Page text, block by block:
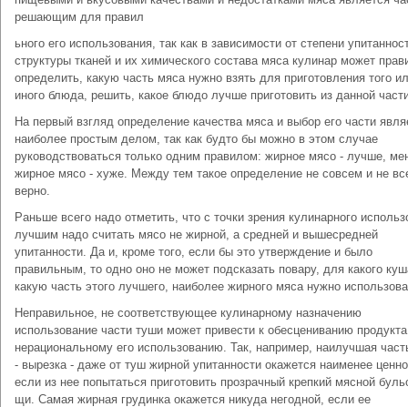
решающим для правил
ьного его использования, так как в зависимости от степени
структуры тканей и их химического состава мяса кулинар может
определить, какую часть мяса нужно взять для приготовления того
иного блюда, решить, какое блюдо лучше приготовить из данной
На первый взгляд определение качества мяса и выбор его части
наиболее простым делом, так как будто бы можно в этом случае
руководствоваться только одним правилом: жирное мясо - лучше,
жирное мясо - хуже. Между тем такое определение не совсем и не
верно.
Раньше всего надо отметить, что с точки зрения кулинарного
лучшим надо считать мясо не жирной, а средней и вышесредней
упитанности. Да и, кроме того, если бы это утверждение и было
правильным, то одно оно не может подсказать повару, для какого
какую часть этого лучшего, наиболее жирного мяса нужно
Неправильное, не соответствующее кулинарному назначению
использование части туши может привести к обесцениванию
нерациональному его использованию. Так, например, наилучшая
- вырезка - даже от туш жирной упитанности окажется наименее
если из нее попытаться приготовить прозрачный крепкий мясной
щи. Самая жирная грудинка окажется никуда негодной, если ее